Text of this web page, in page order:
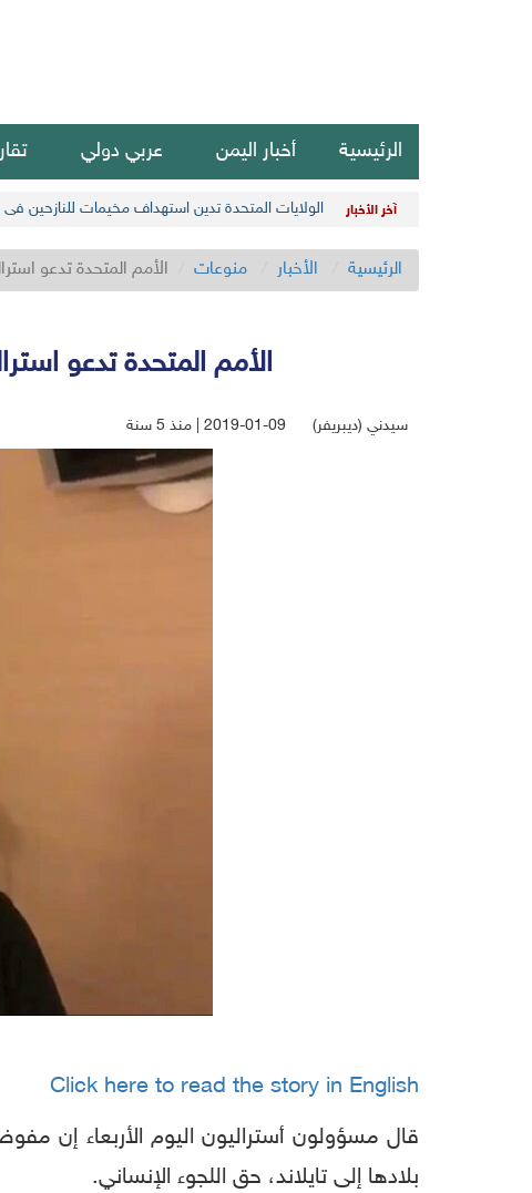
الرئيسية أخبار اليمن عربي دولي
آخر الأخبار الولايات المتحدة تدين استهداف مخيمات للنازحين في
الرئيسية الأخبار منوعات الأمم المتحدة تدعو
الأمم المتحدة تدعو
سيدني (ديبريفر) 2019-01-09 | منذ 5 سنة
Click here to read the story in English
قال مسؤولون أستراليون اليوم الأربعاء إن
بلادها إلى تايلاند، حق اللجوء الإنساني.